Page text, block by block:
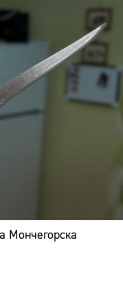
Мончегорска